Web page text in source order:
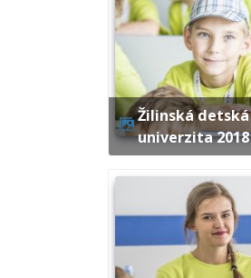
Žilinská detská
univerzita 2018